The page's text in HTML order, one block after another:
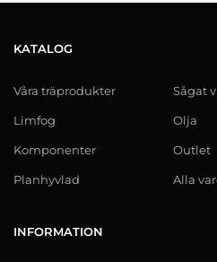
KATALOG
Våra träprodukter
Limfog
Komponenter
Planhyvlad
Sågat
Olja
Outlet
Alla
INFORMATION